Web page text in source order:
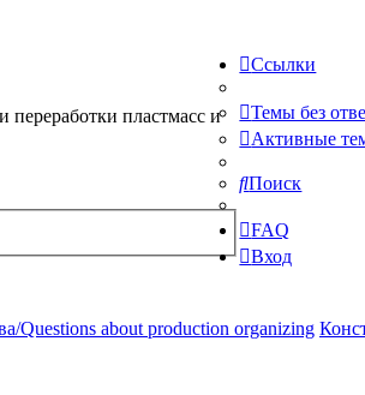
переработки пластмасс и
Ссылки
Темы без
Активные
Поиск
FAQ
Вход
Questions about production organizing